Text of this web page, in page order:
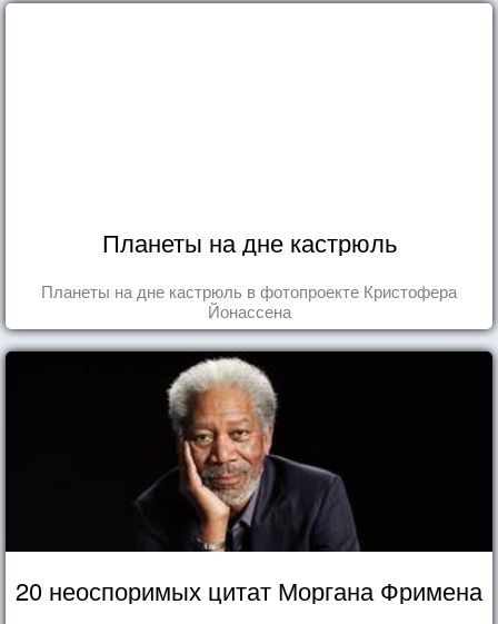
Планеты на дне кастрюль
Планеты на дне кастрюль в фотопроекте Кристофера
Йонассена
20 неоспоримых цитат Моргана Фримена